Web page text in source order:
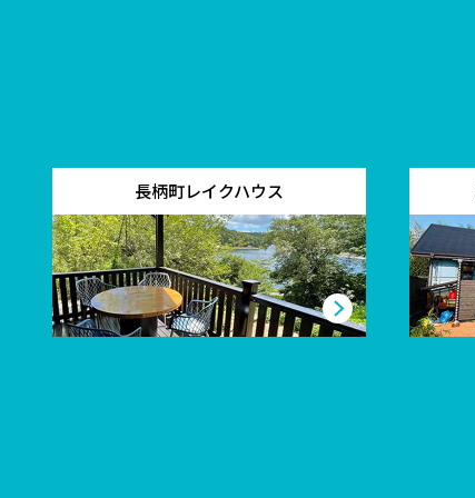
長柄町レイクハウス